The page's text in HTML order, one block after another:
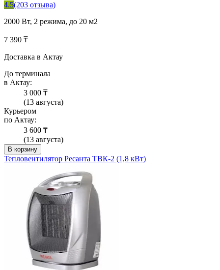
4.5(203 отзыва)
2000 Вт, 2 режима, до 20 м2
7 390 ₸
Доставка в Актау
До терминала
в Актау:
3 000 ₸
(13 августа)
Курьером
по Актау:
3 600 ₸
(13 августа)
В корзину
Тепловентилятор Ресанта ТВК-2 (1,8 кВт)